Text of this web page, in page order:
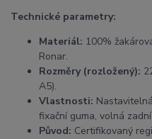
Technické parametry:
Materiál: 100%
Ronar.
Rozměry (rozložený):
A5).
Vlastnosti:
fixační guma, volná
Původ: Certifikovaný